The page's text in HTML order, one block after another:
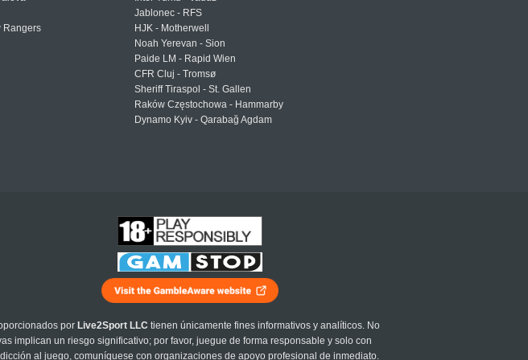
Rangers
Jablonec - RFS
HJK - Motherwell
Noah Yerevan - Sion
Paide LM - Rapid Wien
CFR Cluj - Tromsø
Sheriff Tiraspol - St. Gallen
Raków Częstochowa - Hammarby
Dynamo Kyiv - Qarabağ Agdam
por Live2Sport LLC tienen únicamente fines informativos y analíticos. No
implican un riesgo significativo; por favor, juegue de forma responsable y solo con
al juego, comuníquese con organizaciones de apoyo profesional de inmediato.